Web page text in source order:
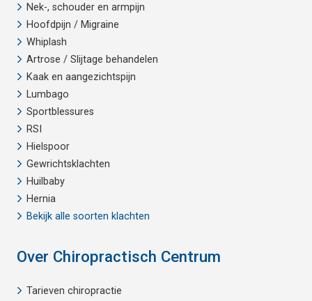
Nek-, schouder en armpijn
Hoofdpijn / Migraine
Whiplash
Artrose / Slijtage behandelen
Kaak en aangezichtspijn
Lumbago
Sportblessures
RSI
Hielspoor
Gewrichtsklachten
Huilbaby
Hernia
Bekijk alle soorten klachten
Over Chiropractisch Centrum
Tarieven chiropractie